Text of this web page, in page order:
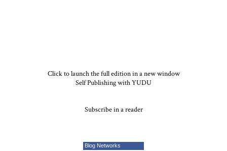
Click to launch the full edition in a new window
Self Publishing with YUDU
Subscribe in a reader
Blog Networks